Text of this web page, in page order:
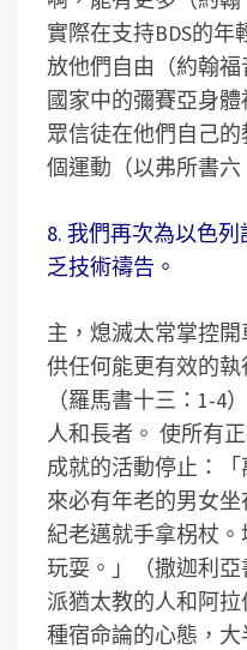
實際在支持BDS的
放他們自由（約翰
國家中的彌賽亞身
眾信徒在他們自己
個運動（以弗所書六
8. 我們再次為以色
乏技術禱告。
主，熄滅太常掌控
供任何能更有效的
（羅馬書十三：1-4
人和長者。 使所有
成就的活動停止：
來必有年老的男女
紀老邁就手拿柺杖
玩耍。」（撒迦利
派猶太教的人和阿
種宿命論的心態，